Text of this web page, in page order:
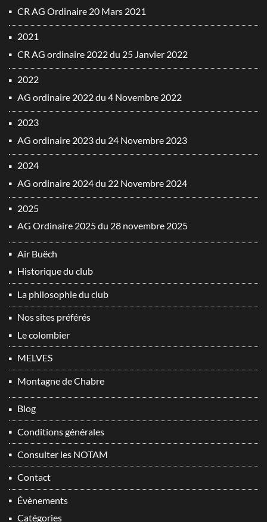
CR AG Ordinaire 20 Mars 2021
2021
CR AG ordinaire 2022 du 25 Janvier 2022
2022
AG ordinaire 2022 du 4 Novembre 2022
2023
AG ordinaire 2023 du 24 Novembre 2023
2024
AG ordinaire 2024 du 22 Novembre 2024
2025
AG Ordinaire 2025 du 28 novembre 2025
Air Buëch
Historique du club
La philosophie du club
Nos sites préférés
Le colombier
MELVES
Montagne de Chabre
Blog
Conditions générales
Consulter les NOTAM
Contact
Évènements
Catégories